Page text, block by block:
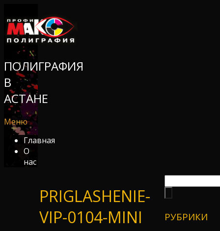
ПОЛИГРАФИЯ
В
АСТАНЕ
Меню
Главная
О
нас
РУБРИКИ
PRIGLASHENIE-
VIP-0104-MINI